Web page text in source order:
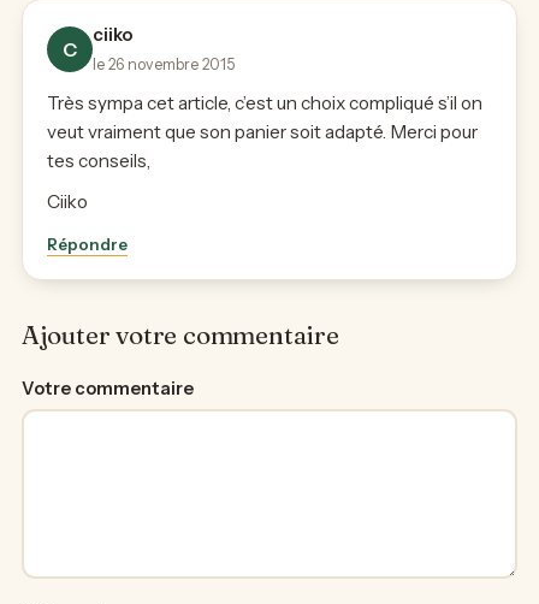
C
ciiko
le 26 novembre 2015
Très sympa cet article, c’est un choix compliqué s’il on
veut vraiment que son panier soit adapté. Merci pour
tes conseils,
Ciiko
Répondre
Ajouter votre commentaire
Votre commentaire